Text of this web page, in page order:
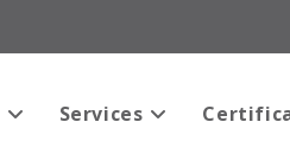
Services